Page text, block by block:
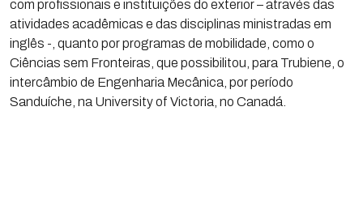
com profissionais e instituições do exterior – através das
atividades acadêmicas e das disciplinas ministradas em
inglês -, quanto por programas de mobilidade, como o
Ciências sem Fronteiras, que possibilitou, para Trubiene, o
intercâmbio de Engenharia Mecânica, por período
Sanduíche, na University of Victoria, no Canadá.